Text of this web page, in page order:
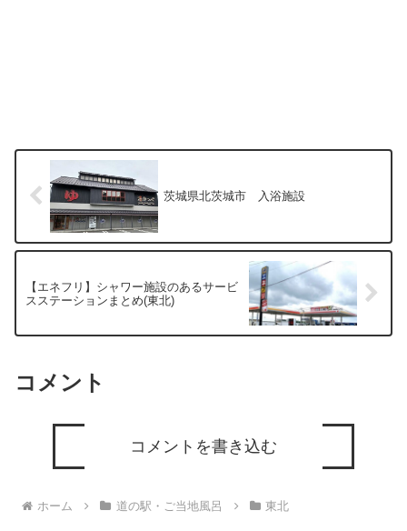
茨城県北茨城市 入浴施設
【エネフリ】シャワー施設のあるサービ
スステーションまとめ(東北)
コメント
コメントを書き込む
ホーム 道の駅・ご当地風呂 東北